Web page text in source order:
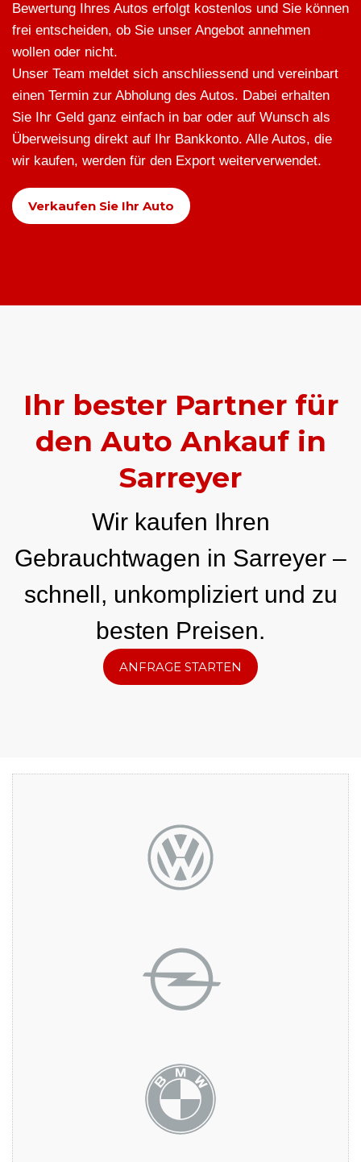
Bewertung Ihres Autos erfolgt kostenlos und Sie können
frei entscheiden, ob Sie unser Angebot annehmen
wollen oder nicht.
Unser Team meldet sich anschliessend und vereinbart
einen Termin zur Abholung des Autos. Dabei erhalten
Sie Ihr Geld ganz einfach in bar oder auf Wunsch als
Überweisung direkt auf Ihr Bankkonto. Alle Autos, die
wir kaufen, werden für den Export weiterverwendet.
Verkaufen Sie Ihr Auto
Ihr bester Partner für
den Auto Ankauf in
Sarreyer
Wir kaufen Ihren
Gebrauchtwagen in Sarreyer –
schnell, unkompliziert und zu
besten Preisen.
ANFRAGE STARTEN